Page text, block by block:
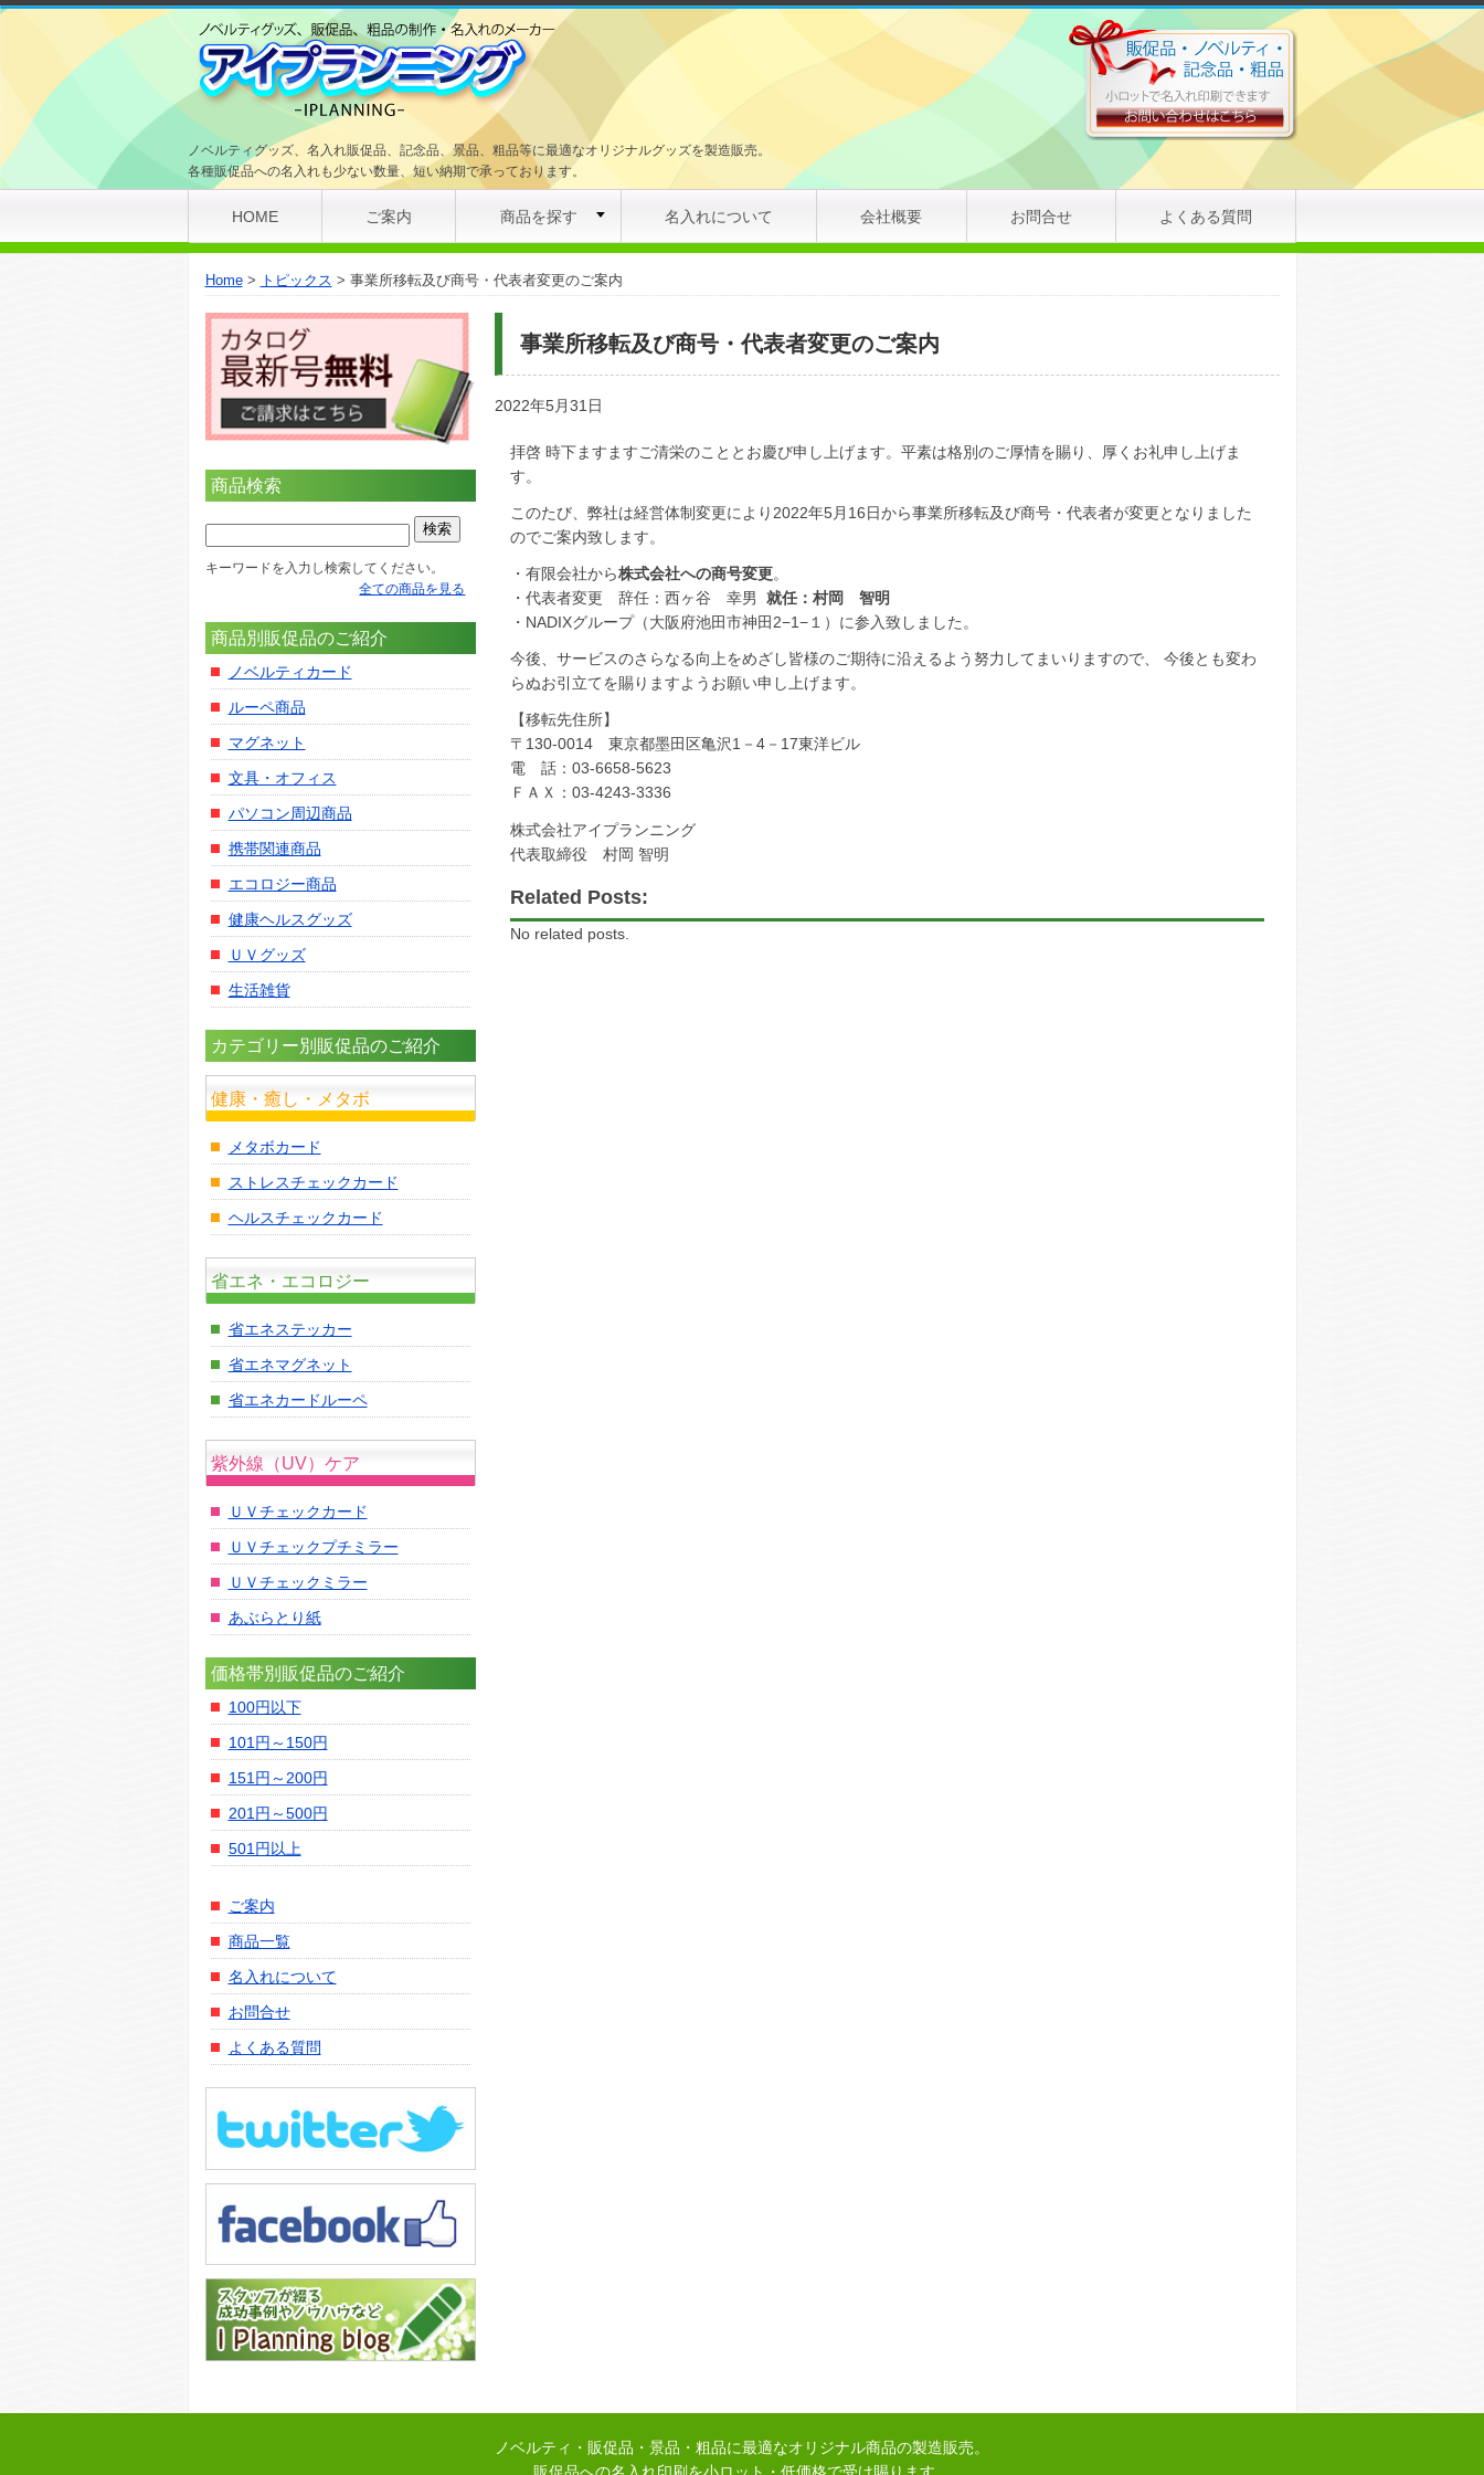
ノベルティグッズ、名入れ販促品、記念品、景品、粗品等に最適なオリジナルグッズを製造販売。
各種販促品への名入れも少ない数量、短い納期で承っております。
HOME ご案内 商品を探す 名入れについて 会社概要 お問合せ よくある質問
Home トピックス 事業所移転及び商号・代表者変更のご案内
事業所移転及び商号・代表者変更のご案内
2022年5月31日
拝啓 時下ますますご清栄のこととお慶び申し上げます。平素は格別のご厚情を賜り、厚くお礼申し上げま
す。
このたび、弊社は経営体制変更により2022年5月16日から事業所移転及び商号・代表者が変更となりました
のでご案内致します。
・有限会社から株式会社への商号変更。
・代表者変更 辞任：西ヶ谷 幸男就任：村岡 智明
・NADIXグループ（大阪府池田市神田2−1−１）に参入致しました。
今後、サービスのさらなる向上をめざし皆様のご期待に沿えるよう努力してまいりますので、 今後とも変わ
らぬお引立てを賜りますようお願い申し上げます。
【移転先住所】
〒130-0014 東京都墨田区亀沢1－4－17東洋ビル
電 話：03-6658-5623
ＦＡＸ：03-4243-3336
株式会社アイプランニング
代表取締役 村岡 智明
Related Posts:
No related posts.
商品検索
キーワードを入力し検索してください。
全ての商品を見る
商品別販促品のご紹介
ノベルティカード
ルーペ商品
マグネット
文具・オフィス
パソコン周辺商品
携帯関連商品
エコロジー商品
健康ヘルスグッズ
ＵＶグッズ
生活雑貨
カテゴリー別販促品のご紹介
健康・癒し・メタボ
メタボカード
ストレスチェックカード
ヘルスチェックカード
省エネ・エコロジー
省エネステッカー
省エネマグネット
省エネカードルーペ
紫外線（UV）ケア
ＵＶチェックカード
ＵＶチェックプチミラー
ＵＶチェックミラー
あぶらとり紙
価格帯別販促品のご紹介
100円以下
101円～150円
151円～200円
201円～500円
501円以上
ご案内
商品一覧
名入れについて
お問合せ
よくある質問
ノベルティ・販促品・景品・粗品に最適なオリジナル商品の製造販売。